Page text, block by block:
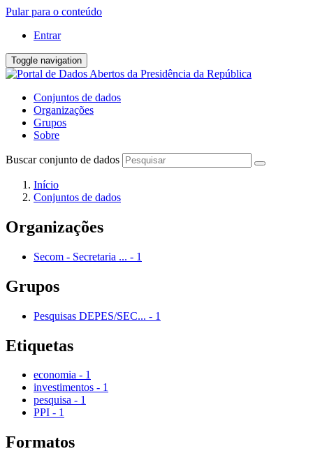
Pular para o conteúdo
Entrar
Toggle navigation
Conjuntos de dados
Organizações
Grupos
Sobre
Buscar conjunto de dados
Início
Conjuntos de dados
Organizações
Secom - Secretaria ... - 1
Grupos
Pesquisas DEPES/SEC... - 1
Etiquetas
economia - 1
investimentos - 1
pesquisa - 1
PPI - 1
Formatos